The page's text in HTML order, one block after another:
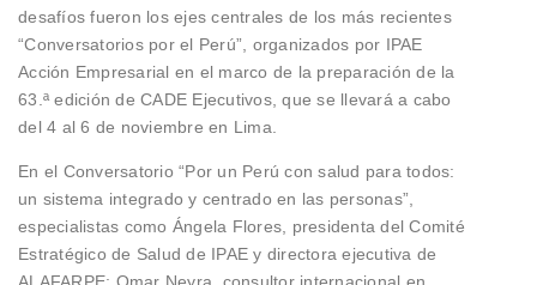
desafíos fueron los ejes centrales de los más recientes
“Conversatorios por el Perú”, organizados por IPAE
Acción Empresarial en el marco de la preparación de la
63.ª edición de CADE Ejecutivos, que se llevará a cabo
del 4 al 6 de noviembre en Lima.
En el Conversatorio “Por un Perú con salud para todos:
un sistema integrado y centrado en las personas”,
especialistas como Ángela Flores, presidenta del Comité
Estratégico de Salud de IPAE y directora ejecutiva de